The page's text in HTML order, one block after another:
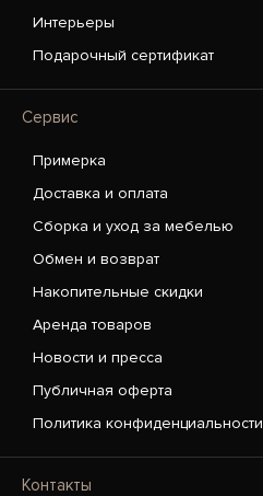
Интерьеры
Подарочный сертификат
Сервис
Примерка
Доставка и оплата
Сборка и уход за мебелью
Обмен и возврат
Накопительные скидки
Аренда товаров
Новости и пресса
Публичная оферта
Политика конфиденциальности
Контакты